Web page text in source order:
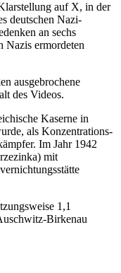
auf X, in der
deutschen Nazi-
an sechs
Nazis ermordeten
ausgebrochene
des Videos.
Kaserne in
als Konzentrations-
Im Jahr 1942
mit
1,1
Birkenau